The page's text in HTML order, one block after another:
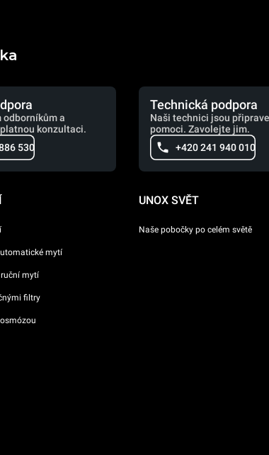
a
konzultaci.
530
Technická podpora
Naši technici jsou
pomoci. Zavolejte jim.
+420 241 940 010
mytí
mytí
filtry
UNOX SVĚT
Naše pobočky po celém světě